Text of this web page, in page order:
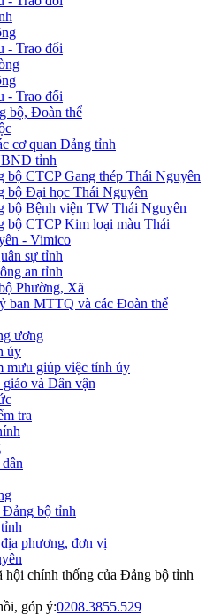
- Trao đổi
- Trao đổi
bộ, Đoàn thể
cơ quan Đảng tỉnh
tỉnh
bộ CTCP Gang thép Thái Nguyên
bộ Đại học Thái Nguyên
bộ Bệnh viện TW Thái Nguyên
bộ CTCP Kim loại màu Thái
- Vimico
sự tỉnh
an tỉnh
Phường, Xã
ban MTTQ và các Đoàn thể
ương
ủy
mưu giúp việc tỉnh ủy
và Dân vận
tra
bộ tỉnh
phương, đơn vị
hội chính thống của Đảng bộ tỉnh
góp ý:0208.3855.529